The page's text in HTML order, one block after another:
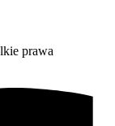
prawa